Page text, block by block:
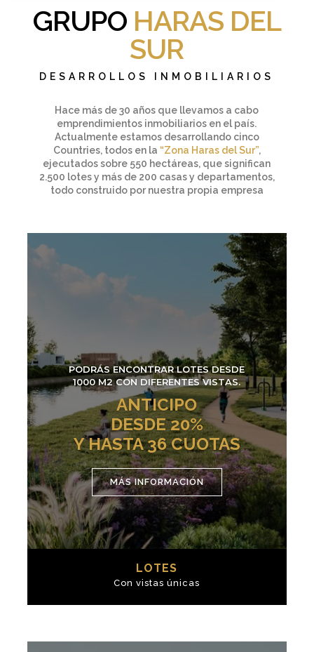
GRUPO HARAS DEL
SUR
DESARROLLOS INMOBILIARIOS
Hace más de 30 años que llevamos a cabo
emprendimientos inmobiliarios en el país.
Actualmente estamos desarrollando cinco
Countries, todos en la “Zona Haras del Sur”,
ejecutados sobre 550 hectáreas, que significan
2.500 lotes y más de 200 casas y departamentos,
todo construido por nuestra propia empresa
PODRÁS ENCONTRAR LOTES DESDE
1000 M2 CON DIFERENTES VISTAS.
ANTICIPO
DESDE 20%
Y HASTA 36 CUOTAS
MÁS INFORMACIÓN
LOTES
Con vistas únicas